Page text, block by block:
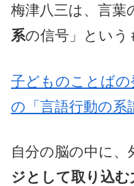
梅津八三は、言葉
系の信号」という
子どものことばの
の「言語行動の系
自分の脳の中に、
ジとして取り込む